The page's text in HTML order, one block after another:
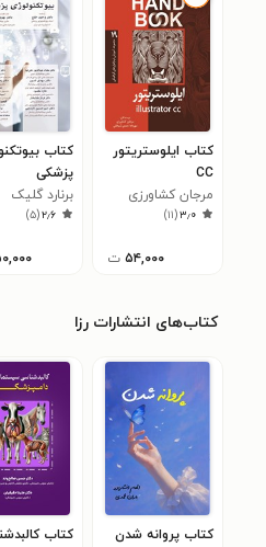
کتاب ایلوستریتور
CC
مرجان کشاورزی
۳٫۰(۱۱)
۵۴,۰۰۰ ت
کتاب
پزشکی
برنارد گلیک
۲٫۶(۵)
کتاب‌های انتشارات رزا
کتاب پروانه شدن
کتاب